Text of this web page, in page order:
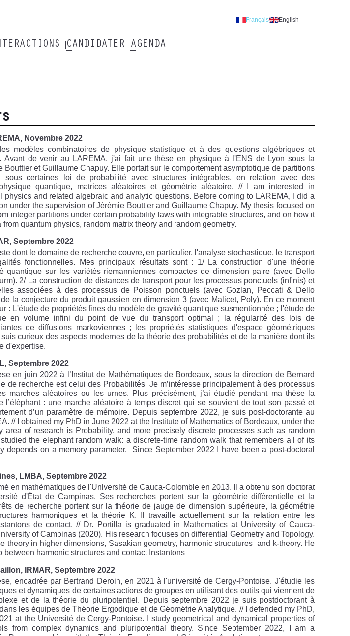
Français English
CANDIDATER AGENDA
Novembre 2022
modèles combinatoires de physique statistique et à des questions algébriques et
Avant de venir au LAREMA, j'ai fait une thèse en physique à l'ENS de Lyon sous la
Bouttier et Guillaume Chapuy. Elle portait sur le comportement asymptotique de partitions
sous certaines loi de probabilité avec structures intégrables, en relation avec des
quantique, matrices aléatoires et géométrie aléatoire. // I am interested in
physics and related algebraic and analytic questions. Before coming to LAREMA, I did a
under the supervision of Jérémie Bouttier and Guillaume Chapuy. My thesis focused on
integer partitions under certain probability laws with integrable structures, and on how it
quantum physics, random matrix theory and random geometry.
Septembre 2022
dont le domaine de recherche couvre, en particulier, l'analyse stochastique, le transport
fonctionnelles. Mes principaux résultats sont : 1/ La construction d'une théorie
quantique sur les variétés riemanniennes compactes de dimension paire (avec Dello
2/ La construction de distances de transport pour les processus ponctuels (infinis) et
associées à des processus de Poisson ponctuels (avec Gozlan, Peccati & Dello
la conjecture du produit gaussien en dimension 3 (avec Malicet, Poly). En ce moment
: L'étude de propriétés fines du modèle de gravité quantique susmentionnée ; l'étude de
en volume infini du point de vue du transport optimal ; la régularité des lois de
de diffusions markoviennes ; les propriétés statistiques d'espace géométriques
curieux des aspects modernes de la théorie des probabilités et de la manière dont ils
d'expertise.
Septembre 2022
en juin 2022 à l’Institut de Mathématiques de Bordeaux, sous la direction de Bernard
de recherche est celui des Probabilités. Je m’intéresse principalement à des processus
marches aléatoires ou les urnes. Plus précisément, j’ai étudié pendant ma thèse la
l’éléphant : une marche aléatoire à temps discret qui se souvient de tout son passé et
d’un paramètre de mémoire. Depuis septembre 2022, je suis post-doctorante au
// I obtained my PhD in June 2022 at the Institute of Mathematics of Bordeaux, under the
area of research is Probability, and more precisely discrete processes such as random
the elephant random walk: a discrete-time random walk that remembers all of its
depends on a memory parameter. Since September 2022 I have been a post-doctoral
LMBA, Septembre 2022
en mathématiques de l'Université de Cauca-Colombie en 2013. Il a obtenu son doctorat
d'État de Campinas. Ses recherches portent sur la géométrie différentielle et la
de recherche portent sur la théorie de jauge de dimension supérieure, la géométrie
harmoniques et la théorie K. Il travaille actuellement sur la relation entre les
de contact. // Dr. Portilla is graduated in Mathematics at University of Cauca-
of Campinas (2020). His research focuses on differential Geometry and Topology.
theory in higher dimensions, Sasakian geometry, harmonic strucutures and k-theory. He
harmonic structures and contact Instantons
IRMAR, Septembre 2022
encadrée par Bertrand Deroin, en 2021 à l'université de Cergy-Pontoise. J'étudie les
et dynamiques de certaines actions de groupes en utilisant des outils qui viennent de
et de la théorie du pluripotentiel. Depuis septembre 2022 je suis postdoctorant à
les équipes de Théorie Ergodique et de Géométrie Analytique. // I defended my PhD,
at the Université de Cergy-Pontoise. I study geometrical and dynamical properties of
from complex dynamics and pluripotential theory. Since September 2022, I am a